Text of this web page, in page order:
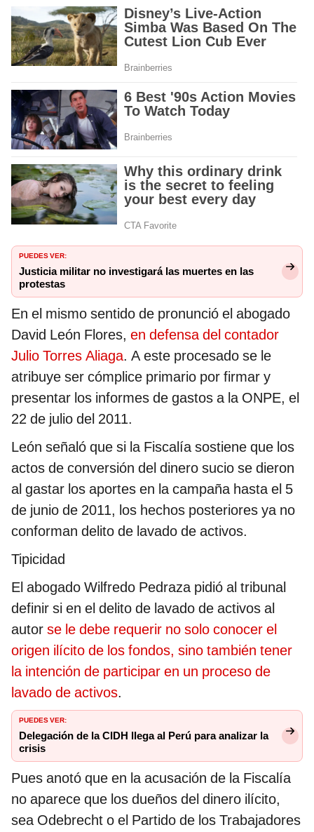
PUEDES VER:
Justicia militar no investigará las muertes en las
protestas
En el mismo sentido de pronunció el abogado
David León Flores, en defensa del contador
Julio Torres Aliaga. A este procesado se le
atribuye ser cómplice primario por firmar y
presentar los informes de gastos a la ONPE, el
22 de julio del 2011.
León señaló que si la Fiscalía sostiene que los
actos de conversión del dinero sucio se dieron
al gastar los aportes en la campaña hasta el 5
de junio de 2011, los hechos posteriores ya no
conforman delito de lavado de activos.
Tipicidad
El abogado Wilfredo Pedraza pidió al tribunal
definir si en el delito de lavado de activos al
autor se le debe requerir no solo conocer el
origen ilícito de los fondos, sino también tener
la intención de participar en un proceso de
lavado de activos.
PUEDES VER:
Delegación de la CIDH llega al Perú para analizar la
crisis
Pues anotó que en la acusación de la Fiscalía
no aparece que los dueños del dinero ilícito,
sea Odebrecht o el Partido de los Trabajadores